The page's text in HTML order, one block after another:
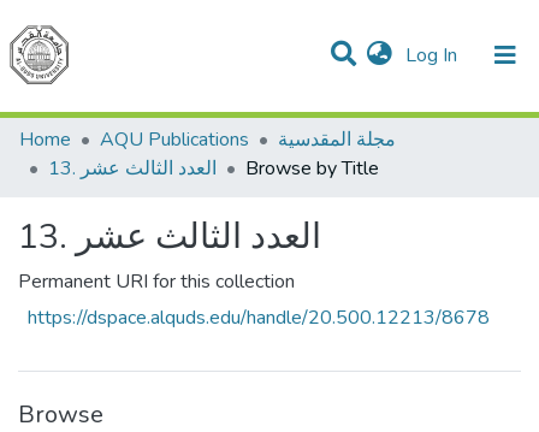
Log In (current)
Communities & Collections
All of DSpace
Home
AQU Publications
مجلة المقدسية
13. العدد الثالث عشر
Browse by Title
13. العدد الثالث عشر
Permanent URI for this collection
https://dspace.alquds.edu/handle/20.500.12213/8678
Browse